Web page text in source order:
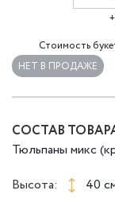
Стоимость
НЕТ В ПРОДАЖЕ
СОСТАВ
Тюльпаны микс
Высота:
40